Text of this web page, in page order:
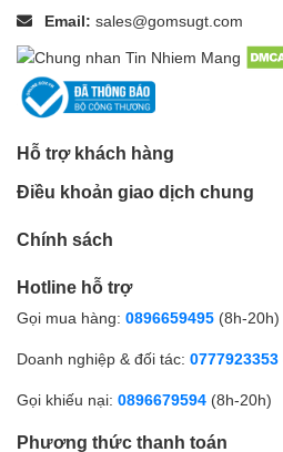
Email: sales@gomsugt.com
Hỗ trợ khách hàng
Điều khoản giao dịch chung
Chính sách
Hotline hỗ trợ
Gọi mua hàng: 0896659495 (8h-20h)
Doanh nghiệp & đối tác: 0777923353
Gọi khiếu nại: 0896679594 (8h-20h)
Phương thức thanh toán